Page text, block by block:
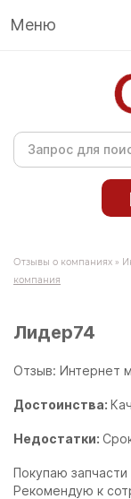
Меню
Отзывы о компаниях »
компания
Лидер74
Отзыв: Интернет
Достоинства:
Недостатки:
Покупаю
Рекомендую к